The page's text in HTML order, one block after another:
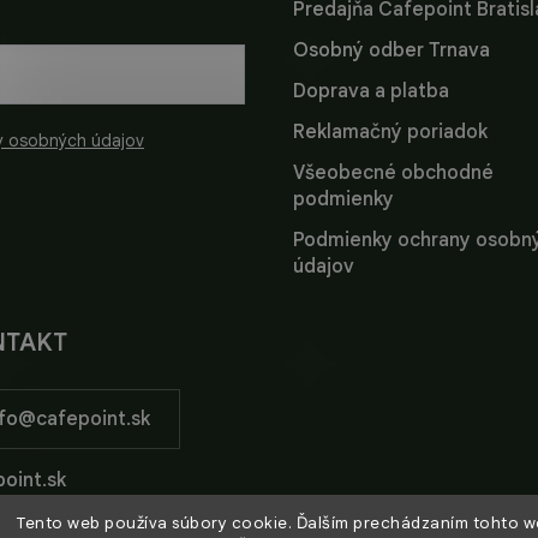
Tento web používa súbory cookie. Ďalším prechádzaním tohto
osobných údajov
Predajňa Cafepoint
Osobný odber Trnava
Doprava a platba
Reklamačný poriadok
Všeobecné obchodné
podmienky
Podmienky ochrany
údajov
@cafepoint.sk